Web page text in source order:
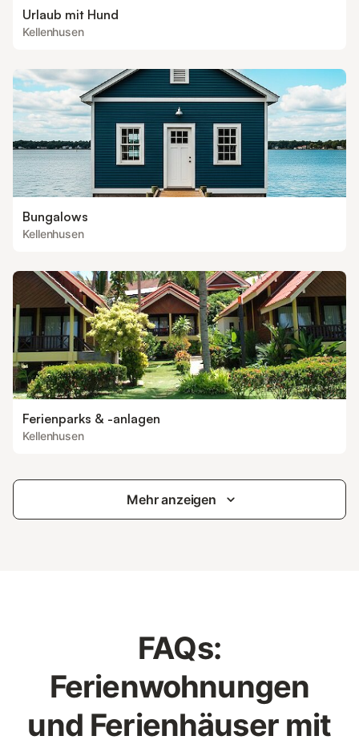
Urlaub mit Hund
Kellenhusen
Bungalows
Kellenhusen
Ferienparks & -anlagen
Kellenhusen
Mehr anzeigen
FAQs:
Ferienwohnungen
und Ferienhäuser mit